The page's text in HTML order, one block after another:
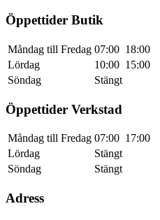
på
Öppettider Butik
Måndag till Fredag 07:00 18:00
Lördag
10:00 15:00
Söndag
Stängt
Öppettider Verkstad
Måndag till Fredag 07:00 17:00
Lördag
Stängt
Söndag
Stängt
Adress